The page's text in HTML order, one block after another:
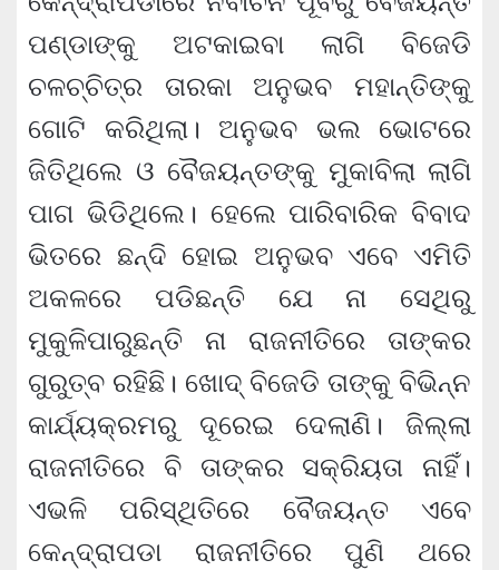
ପଣ୍ଡାଙ୍କୁ ଅଟକାଇବା ଲାଗି ବିଜେଡି
ଚଳଚ୍ଚିତ୍ର ତାରକା ଅନୁଭବ ମହାନ୍ତିଙ୍କୁ
ଗୋଟି କରିଥିଲା। ଅନୁଭବ ଭଲ ଭୋଟରେ
ଜିତିଥିଲେ ଓ ବୈଜୟନ୍ତଙ୍କୁ ମୁକାବିଲା ଲାଗି
ପାଗ ଭିଡିଥିଲେ। ହେଲେ ପାରିବାରିକ ବିବାଦ
ଭିତରେ ଛନ୍ଦି ହୋଇ ଅନୁଭବ ଏବେ ଏମିତି
ଅକଳରେ ପଡିଛନ୍ତି ଯେ ନା ସେଥିରୁ
ମୁକୁଳିପାରୁଛନ୍ତି ନା ରାଜନୀତିରେ ତାଙ୍କର
ଗୁରୁତ୍ବ ରହିଛି। ଖୋଦ୍ ବିଜେଡି ତାଙ୍କୁ ବିଭିନ୍ନ
କାର୍ଯ୍ୟକ୍ରମରୁ ଦୂରେଇ ଦେଲାଣି। ଜିଲ୍ଲା
ରାଜନୀତିରେ ବି ତାଙ୍କର ସକ୍ରିୟତା ନାହିଁ।
ଏଭଳି ପରିସ୍ଥିତିରେ ବୈଜୟନ୍ତ ଏବେ
କେନ୍ଦ୍ରାପଡା ରାଜନୀତିରେ ପୁଣି ଥରେ